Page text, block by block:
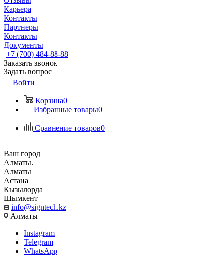
Карьера
Контакты
Партнеры
Контакты
Документы
+7 (700) 484-88-88
Заказать звонок
Задать вопрос
Войти
Корзина0
Избранные товары0
Сравнение товаров0
Ваш город
Алматы
Алматы
Астана
Кызылорда
Шымкент
info@signtech.kz
Алматы
Instagram
Telegram
WhatsApp